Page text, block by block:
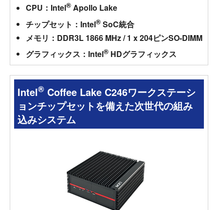
CPU：Intel® Apollo Lake
チップセット：Intel® SoC統合
メモリ：DDR3L 1866 MHz / 1 x 204ピンSO-DIMM
グラフィックス：Intel® HDグラフィックス
Intel® Coffee Lake C246ワークステーシ
ョンチップセットを備えた次世代の組み
込みシステム